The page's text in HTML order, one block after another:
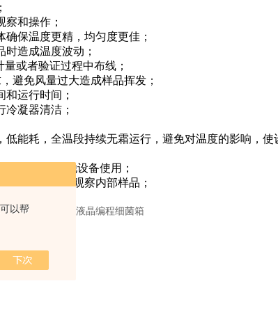
以帮
和操作；
保温度更精，均匀度更佳；
造成温度波动；
或者验证过程中布线；
避免风量过大造成样品挥发；
运行时间；
凝器清洁；
能耗，全温段持续无霜运行，避免对温度的影响，使
直接接入其他设备使用；
，方便客户观察内部样品；